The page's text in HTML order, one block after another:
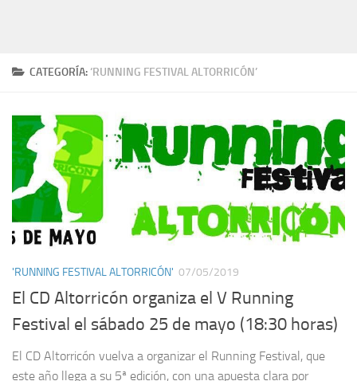
CATEGORÍA: ‘RUNNING FESTIVAL ALTORRICÓN’
'RUNNING FESTIVAL ALTORRICÓN' 07/05/2019
El CD Altorricón organiza el V Running
Festival el sábado 25 de mayo (18:30 horas)
El CD Altorricón vuelva a organizar el Running Festival, que
este año llega a su 5ª edición, con una apuesta clara por